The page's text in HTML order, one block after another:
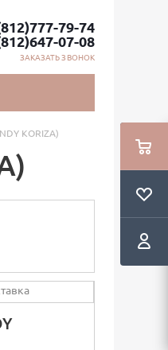
79-74
07-08
ЗАКАЗАТЬ ЗВОНОК
KORIZA)